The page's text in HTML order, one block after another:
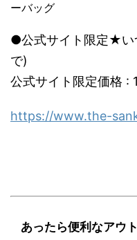
ーバッグ
●公式サイト限定★い
で)
公式サイト限定価格 :
https://www.the-
あったら便利なアウ